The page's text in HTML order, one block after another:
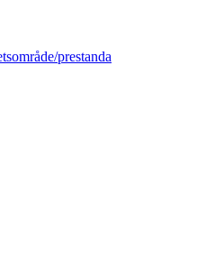
prestanda